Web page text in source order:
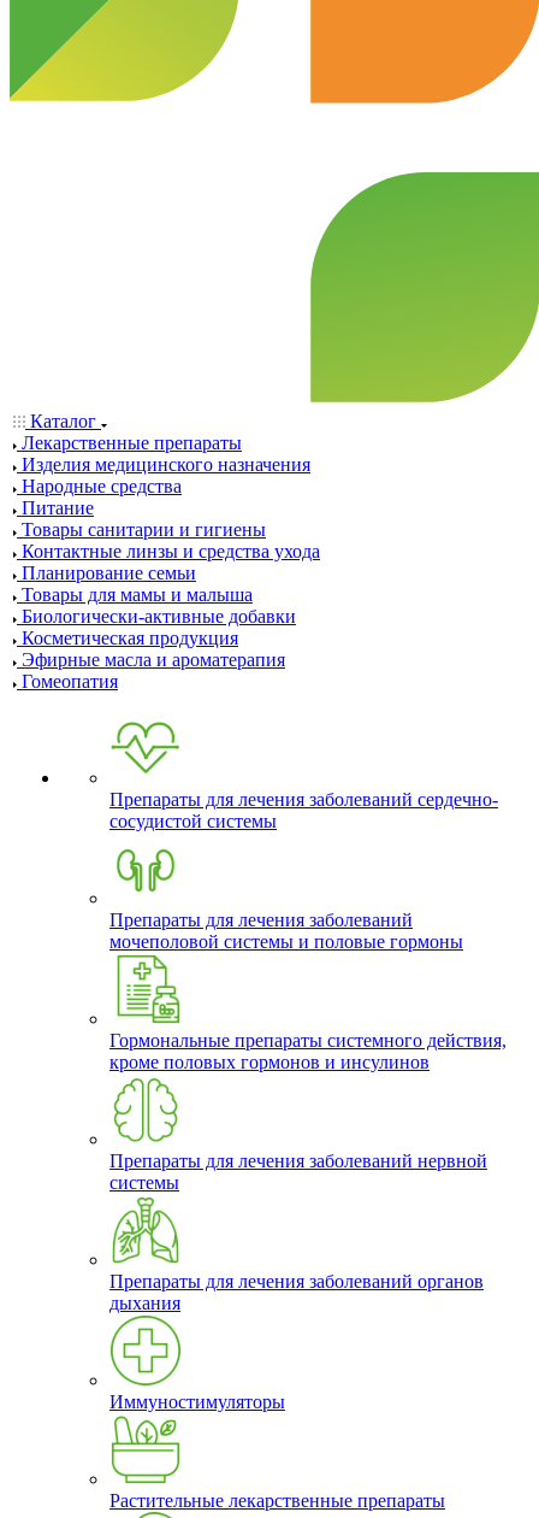
Каталог
Лекарственные препараты
Изделия медицинского назначения
Народные средства
Питание
Товары санитарии и гигиены
Контактные линзы и средства ухода
Планирование семьи
Товары для мамы и малыша
Биологически-активные добавки
Косметическая продукция
Эфирные масла и ароматерапия
Гомеопатия
Препараты для лечения заболеваний сердечно-
сосудистой системы
Препараты для лечения заболеваний
мочеполовой системы и половые гормоны
Гормональные препараты системного действия,
кроме половых гормонов и инсулинов
Препараты для лечения заболеваний нервной
системы
Препараты для лечения заболеваний органов
дыхания
Иммуностимуляторы
Растительные лекарственные препараты